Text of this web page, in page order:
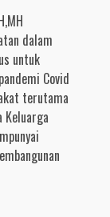
dalam
untuk
Covid
terutama
Keluarga